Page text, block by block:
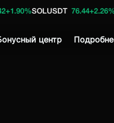
76.44+2.26%
центр